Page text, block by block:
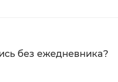
без ежедневника?